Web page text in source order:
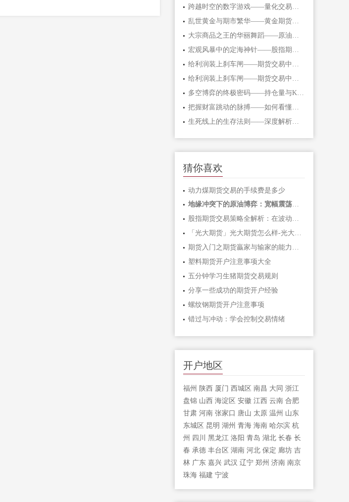
跨越时空的数字游戏——量化交易在期货
乱世黄金与期市繁华——黄金期货的避险
大宗商品之王的华丽舞蹈——原油期货的
宏观风暴中的定海神针——股指期货的对
给利润装上刹车闸——期货交易中不可逾
把握财富跳动的脉搏——如何看懂期货主
生死线上的生存法则——深度解析期货爆
猜你喜欢
动力煤期货交易的手续费是多少
地缘冲突下的原油博弈：宽幅震荡中如何
股指期货交易策略全解析：在波动市场中
「光大期货」光大期货怎么样-光大期货手
期货入门之期货贏家与输家的能力对比「
塑料期货开户注意事项大全
五分钟学习生猪期货交易规则
分享一些成功的期货开户经验
螺纹钢期货开户注意事项
错过与冲动：学会控制交易情绪
开户地区
福州 陕西 厦门 西城区 南昌 大同 浙江
盘锦 山西 海淀区 安徽 江西 云南 合肥
甘肃 河南 张家口 唐山 太原 温州 山东
东城区 昆明 湖州 青海 海南 哈尔滨 杭
州 四川 黑龙江 洛阳 青岛 湖北 长春 长
春 承德 丰台区 湖南 河北 保定 廊坊 吉
林 广东 嘉兴 武汉 辽宁 郑州 济南 南京
珠海 福建 宁波